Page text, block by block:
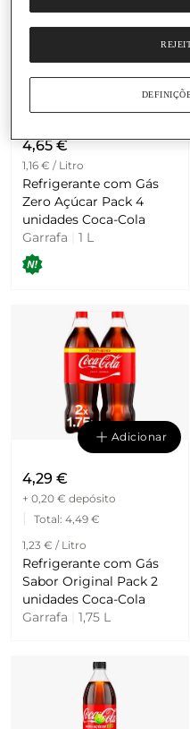
4,65 €
1,16 € / Litro
Refrigerante com Gás
Zero Açúcar Pack 4
unidades Coca-Cola
Garrafa
1 L
Adicionar
4,29 €
+ 0,20 € depósito
Total: 4,49 €
1,23 € / Litro
Refrigerante com Gás
Sabor Original Pack 2
unidades Coca-Cola
Garrafa
1,75 L